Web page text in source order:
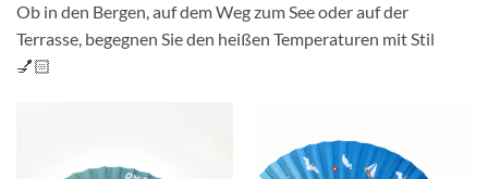
Ob in den Bergen, auf dem Weg zum See oder auf der
Terrasse, begegnen Sie den heißen Temperaturen mit Stil
💅🏻